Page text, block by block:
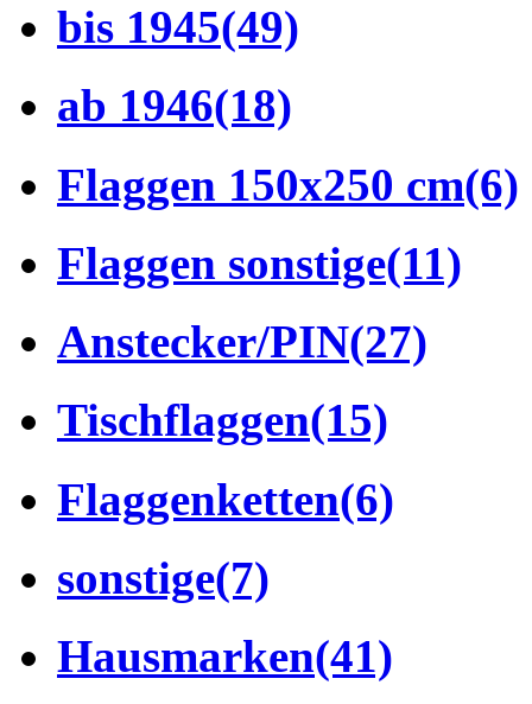
bis 1945(49)
ab 1946(18)
Flaggen 150x250 cm(6)
Flaggen sonstige(11)
Anstecker/PIN(27)
Tischflaggen(15)
Flaggenketten(6)
sonstige(7)
Hausmarken(41)